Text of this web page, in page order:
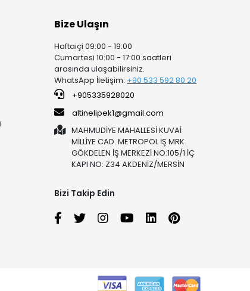
Bize Ulaşın
Haftaiçi 09:00 - 19:00
Cumartesi 10:00 - 17:00 saatleri
arasında ulaşabilirsiniz.
WhatsApp İletişim: +90 533 592 80 20
+905335928020
altinelipek1@gmail.com
MAHMUDİYE MAHALLESİ KUVAİ
MİLLİYE CAD. METROPOL İŞ MRK.
GÖKDELEN İŞ MERKEZİ NO:105/1 İÇ
KAPI NO: Z34 AKDENİZ/MERSİN
Bizi Takip Edin